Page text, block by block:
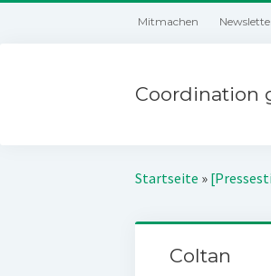
Mitmachen
Coordination
Startseite »
Coltan